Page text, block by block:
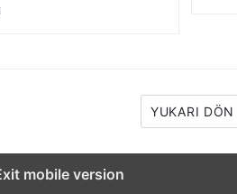
YUKARI DÖN
mobile version